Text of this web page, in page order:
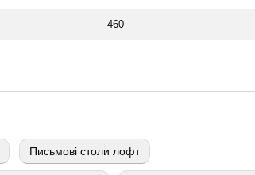
460
Письмові столи лофт